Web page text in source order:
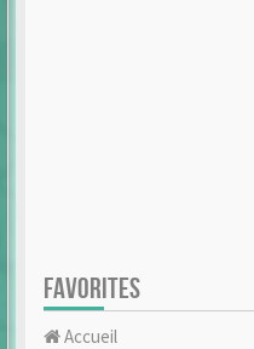
FAVORITES
Accueil